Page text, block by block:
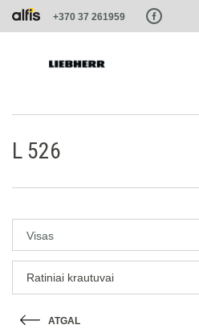
Paste this code as high in the of
+370 37 261959
PASLAUGOS IR
L 526
Visas
Ratiniai krautuvai
ATGAL